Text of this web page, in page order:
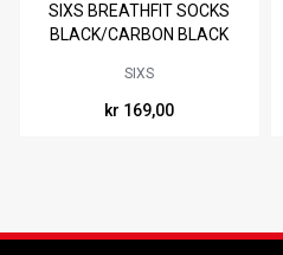
36 40 44
SIXS BREATHFIT SOCKS
BLACK/CARBON BLACK
SIXS
kr 169,00